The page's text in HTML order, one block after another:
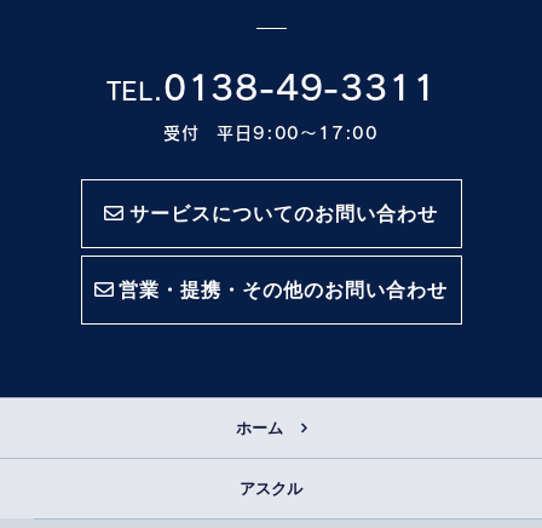
TEL.0138-49-3311
受付 平日9:00〜17:00
サービスについてのお問い合わせ
営業・提携・その他のお問い合わせ
ホーム
アスクル